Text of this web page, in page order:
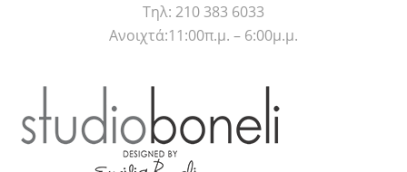
Τηλ: 210 383 6033
Ανοιχτά:11:00π.μ. – 6:00μ.μ.